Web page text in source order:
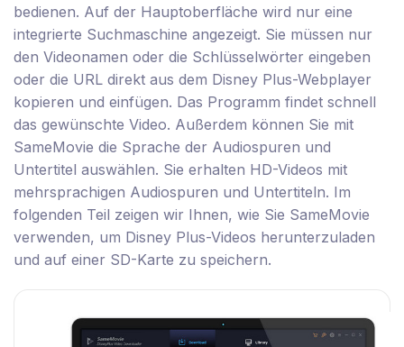
bedienen. Auf der Hauptoberfläche wird nur eine
integrierte Suchmaschine angezeigt. Sie müssen nur
den Videonamen oder die Schlüsselwörter eingeben
oder die URL direkt aus dem Disney Plus-Webplayer
kopieren und einfügen. Das Programm findet schnell
das gewünschte Video. Außerdem können Sie mit
SameMovie die Sprache der Audiospuren und
Untertitel auswählen. Sie erhalten HD-Videos mit
mehrsprachigen Audiospuren und Untertiteln. Im
folgenden Teil zeigen wir Ihnen, wie Sie SameMovie
verwenden, um Disney Plus-Videos herunterzuladen
und auf einer SD-Karte zu speichern.